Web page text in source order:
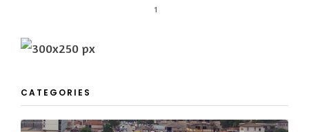
1
CATEGORIES